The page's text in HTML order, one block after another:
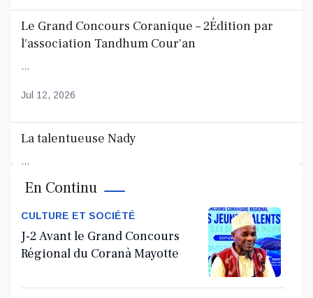
Le Grand Concours Coranique – 2Édition par
l'association Tandhum Cour'an
...
Jul 12, 2026
La talentueuse Nady
...
Jul 11, 2026
En Continu
CULTURE ET SOCIÉTÉ
J-2 Avant le Grand Concours
Régional du Coranà Mayotte